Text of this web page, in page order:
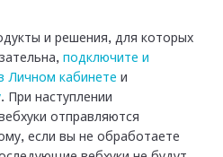
и решения, для которых
подключите и
Личном кабинете и
.
При наступлении
отправляются
если вы не обработаете